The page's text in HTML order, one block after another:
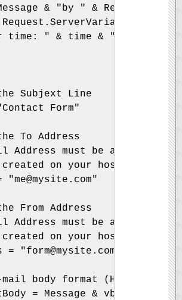
& "by " &
time: " & time & " " & Date
Subjext Line
Form"
To Address
Address must be an email
created on your hosting
"me@mysite.com"
From Address
Address must be an email
created on your hosting
= "form@mysite.com
body format
= Message & vbcrlf&_